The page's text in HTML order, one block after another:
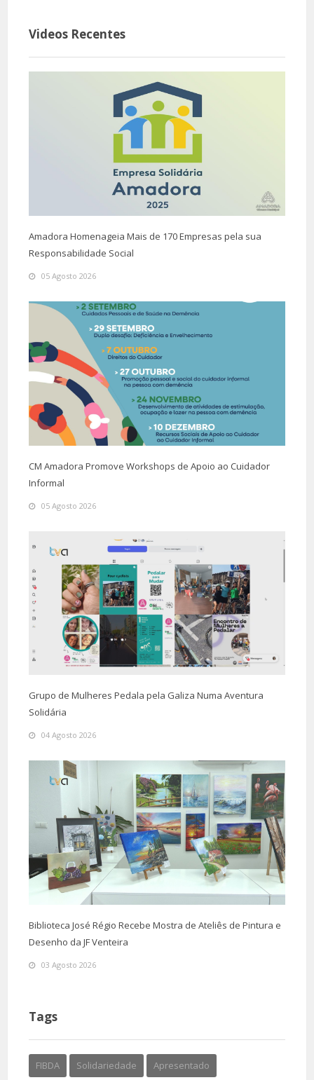
Videos Recentes
Amadora Homenageia Mais de 170 Empresas pela sua
Responsabilidade Social
05 Agosto 2026
CM Amadora Promove Workshops de Apoio ao Cuidador
Informal
05 Agosto 2026
Grupo de Mulheres Pedala pela Galiza Numa Aventura
Solidária
04 Agosto 2026
Biblioteca José Régio Recebe Mostra de Ateliês de Pintura e
Desenho da JF Venteira
03 Agosto 2026
Tags
FIBDA Solidariedade Apresentado